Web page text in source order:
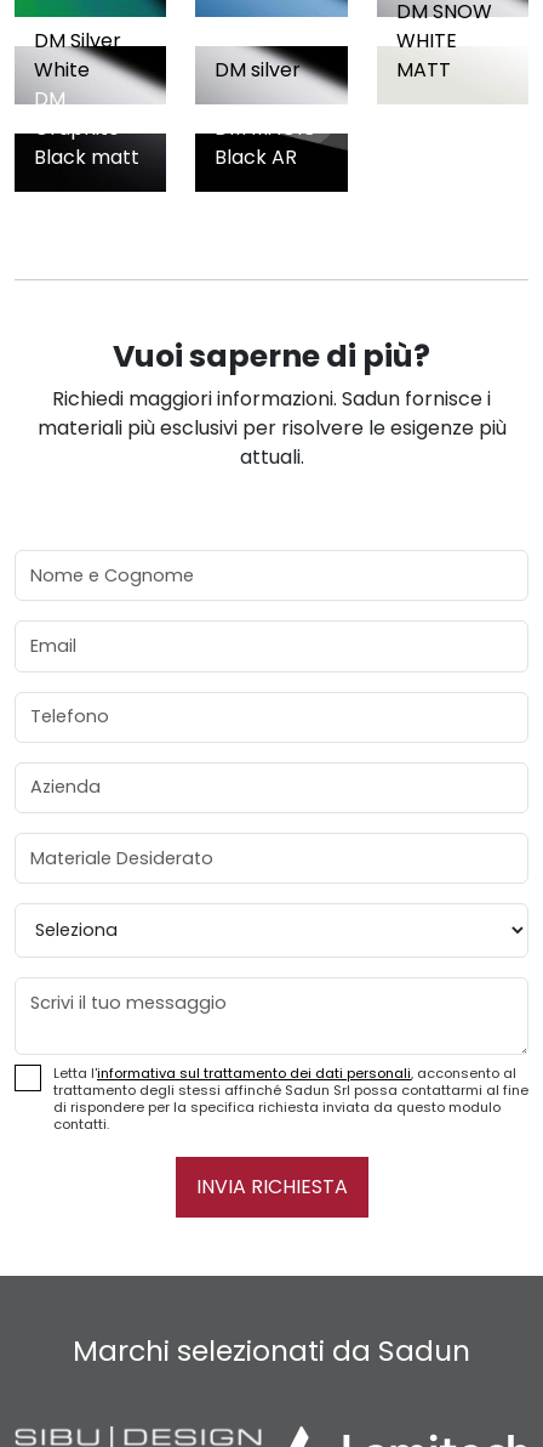
DM Silver
White
DM silver
DM SNOW
WHITE
MATT
DM
Graphite
Black matt
DM MAGIC
Black AR
Vuoi saperne di più?
Richiedi maggiori informazioni. Sadun fornisce i
materiali più esclusivi per risolvere le esigenze più
attuali.
Nome e Cognome
Email
Telefono
Azienda
Materiale Desiderato
Provincia
Messaggio
Letta l'informativa sul trattamento dei dati personali, acconsento al
trattamento degli stessi affinché Sadun Srl possa contattarmi al fine
di rispondere per la specifica richiesta inviata da questo modulo
contatti.
INVIA RICHIESTA
Marchi selezionati da Sadun